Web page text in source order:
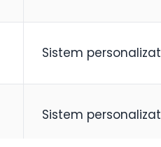
Sistem personalizat
Sistem personalizat